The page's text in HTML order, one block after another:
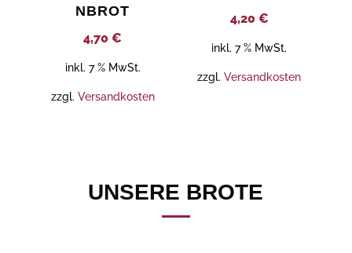
NBROT
4,70€
inkl. 7 % MwSt.
zzgl. Versandkosten
4,20 €
inkl. 7 % MwSt.
zzgl.Versandkosten
UNSERE BROTE